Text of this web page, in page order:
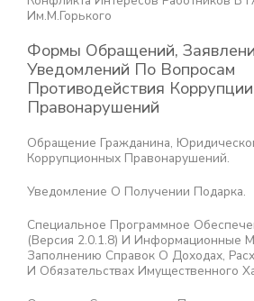
Им.М.Горького
Формы Обращений,
Уведомлений По Вопросам
Противодействия
Правонарушений
Обращение Гражданина,
Коррупционных Правонарушений.
Уведомление О Получении Подарка.
Специальное Программное
(версия 2.0.1.8) И Информационные
Заполнению Справок О Доходах,
И Обязательствах Имущественного